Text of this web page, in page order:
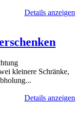
Details anzeigen
kleinere Schränke,
Details anzeigen